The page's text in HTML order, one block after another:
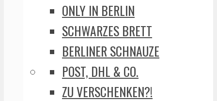
ONLY IN BERLIN
SCHWARZES BRETT
BERLINER SCHNAUZE
POST, DHL & CO.
ZU VERSCHENKEN?!